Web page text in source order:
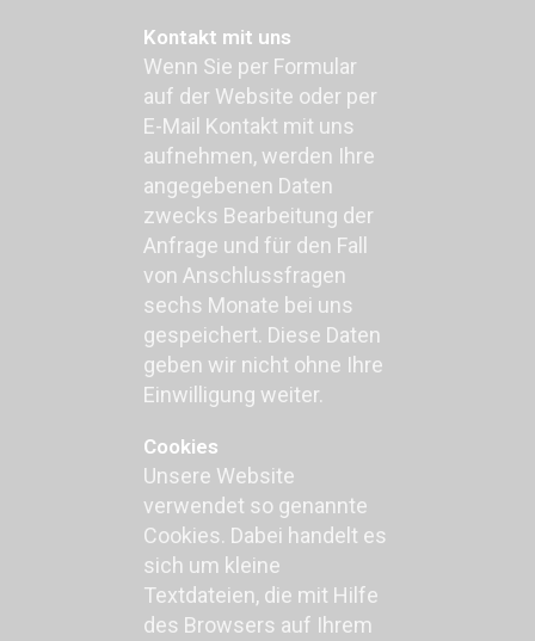
Kontakt mit uns
Wenn Sie per Formular
auf der Website oder per
E-Mail Kontakt mit uns
aufnehmen, werden Ihre
angegebenen Daten
zwecks Bearbeitung der
Anfrage und für den Fall
von Anschlussfragen
sechs Monate bei uns
gespeichert. Diese Daten
geben wir nicht ohne Ihre
Einwilligung weiter.
Cookies
Unsere Website
verwendet so genannte
Cookies. Dabei handelt es
sich um kleine
Textdateien, die mit Hilfe
des Browsers auf Ihrem